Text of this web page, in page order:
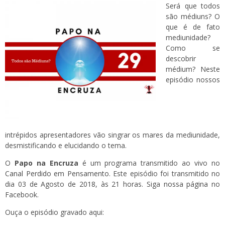
Será que todos
são médiuns? O
que é de fato
mediunidade?
Como se
descobrir
médium? Neste
episódio nossos
intrépidos apresentadores vão singrar os mares da mediunidade,
desmistificando e elucidando o tema.
O Papo na Encruza é um programa transmitido ao vivo no
Canal Perdido em Pensamento. Este episódio foi transmitido no
dia 03 de Agosto de 2018, às 21 horas. Siga nossa página no
Facebook.
Ouça o episódio gravado aqui: